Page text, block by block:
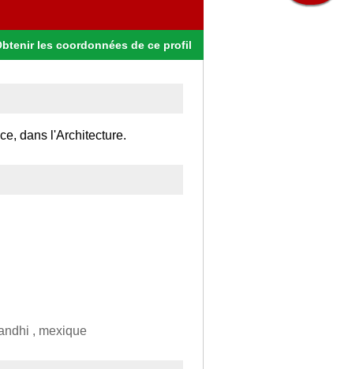
les coordonnées de ce profil
dans l'Architecture.
, mexique